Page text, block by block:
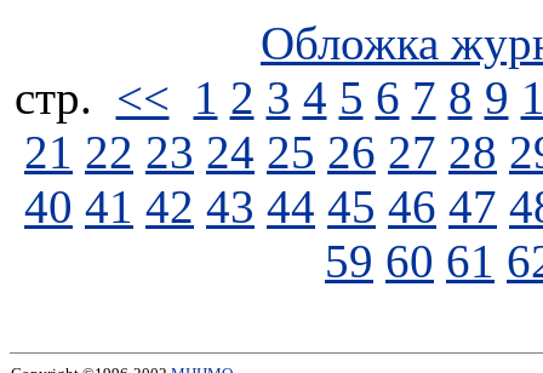
Обложка
стp. << 1 2 3 4 5 6 7 8 9
21 22 23 24 25 26 27 28
40 41 42 43 44 45 46 47
59 60 61